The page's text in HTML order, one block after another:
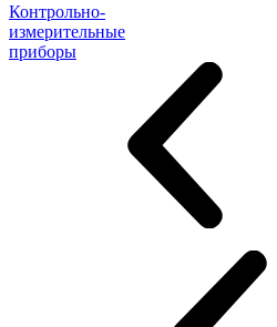
Контрольно-
измерительные
приборы